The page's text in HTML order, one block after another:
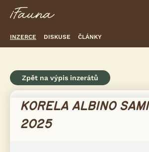
INZERCE DISKUSE ČLÁNKY
Zpět na výpis inzerátů
KORELA ALBINO
2025